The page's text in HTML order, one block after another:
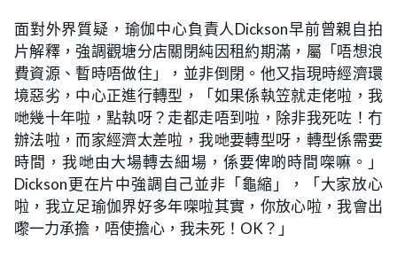
面對外界質疑，瑜伽中心負責人Dickson早前曾親自拍
片解釋，強調觀塘分店關閉純因租約期滿，屬「唔想浪
費資源、暫時唔做住」，並非倒閉。他又指現時經濟環
境惡劣，中心正進行轉型，「如果係執笠就走佬啦，我
哋幾十年啦，點執呀？走都走唔到啦，除非我死咗！冇
辦法啦，而家經濟太差啦，我哋要轉型呀，轉型係需要
時間，我哋由大場轉去細場，係要俾啲時間㗎嘛。」
Dickson更在片中強調自己並非「龜縮」，「大家放心
啦，我立足瑜伽界好多年㗎啦其實，你放心啦，我會出
嚟一力承擔，唔使擔心，我未死！OK？」